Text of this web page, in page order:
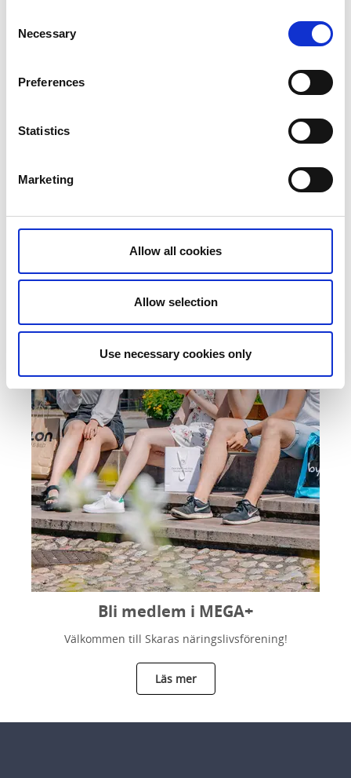
Selection
Necessary
Preferences
Statistics
Marketing
Allow all cookies
Allow selection
Use necessary cookies only
Styrelsemedlemmar MEGA+
Skaras näringslivsförening drivs som en ekonomisk
förening med medlemmar från Skaras närings- och
Bli medlem i MEGA+
Välkommen till Skaras näringslivsförening!
Läs mer